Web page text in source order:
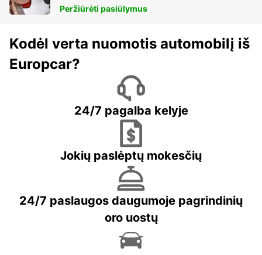
Peržiūrėti pasiūlymus
Kodėl verta nuomotis automobilį iš
Europcar?
24/7 pagalba kelyje
Jokių paslėptų mokesčių
24/7 paslaugos daugumoje pagrindinių
oro uostų